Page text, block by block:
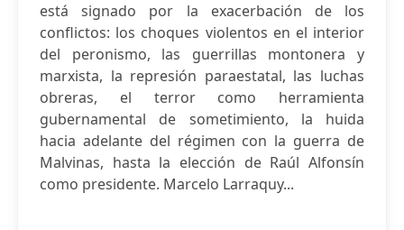
está signado por la exacerbación de los
conflictos: los choques violentos en el interior
del peronismo, las guerrillas montonera y
marxista, la represión paraestatal, las luchas
obreras, el terror como herramienta
gubernamental de sometimiento, la huida
hacia adelante del régimen con la guerra de
Malvinas, hasta la elección de Raúl Alfonsín
como presidente. Marcelo Larraquy...